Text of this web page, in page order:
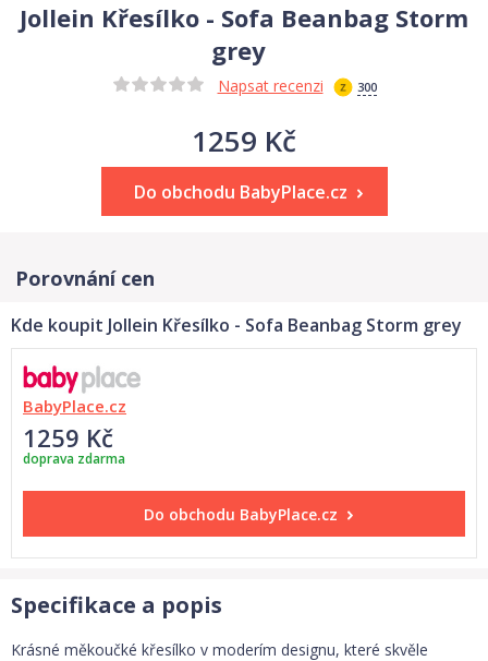
Jollein Křesílko - Sofa Beanbag Storm
grey
Napsat recenzi 300
1259 Kč
Do obchodu BabyPlace.cz
Porovnání cen
Kde koupit Jollein Křesílko - Sofa Beanbag Storm grey
BabyPlace.cz
1259 Kč
doprava zdarma
Do obchodu BabyPlace.cz
Specifikace a popis
Krásné měkoučké křesílko v moderím designu, které skvěle